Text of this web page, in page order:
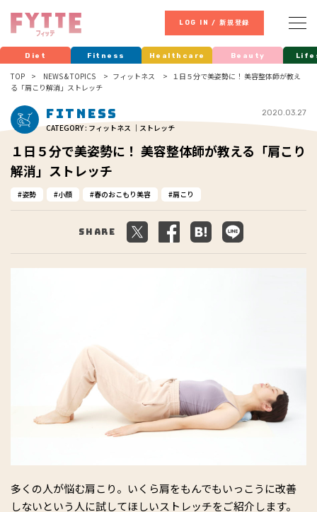
LOG IN / 新規登録
Diet Fitness Healthcare Beauty
TOP NEWS & TOPICS フィットネス
１日５分で美姿勢に！ 美容整体師が教え
る「肩こり解消」ストレッチ
Fitness
CATEGORY : フィットネス ｜ストレッチ
2020.03.27
１日５分で美姿勢に！ 美容整体師が教える「肩こり
解消」ストレッチ
姿勢 小顔 春のおこもり美容 肩こり
Share
多くの人が悩む肩こり。いくら肩をもんでもいっこうに改善
しないという人に試してほしいストレッチをご紹介します。